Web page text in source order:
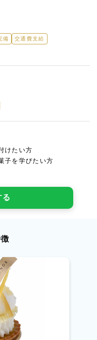
備
交通費支給
けたい方
子を学びたい方
る